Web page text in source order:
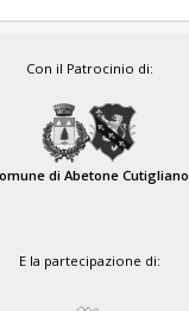
Con il Patrocinio di:
di Abetone Cutigliano
E la partecipazione di: